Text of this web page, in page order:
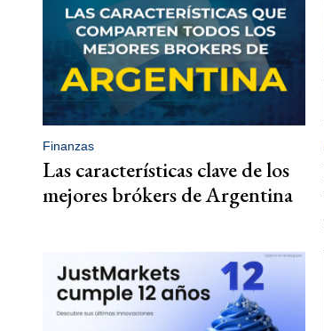
Finanzas
Las características clave de los
mejores brókers de Argentina